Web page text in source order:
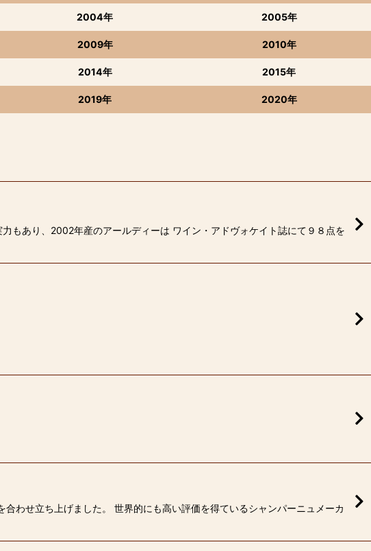
2004年 2005年
2009年 2010年
2014年 2015年
2019年 2020年
もあり、2002年産のアールディーは ワイン・アドヴォケイト誌にて９８点を
せ立ち上げました。 世界的にも高い評価を得ているシャンパーニュメーカ